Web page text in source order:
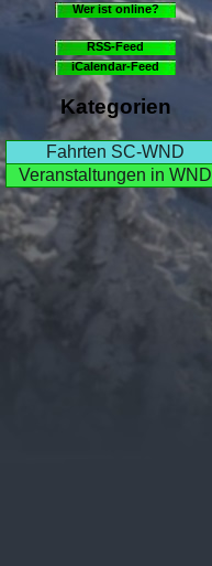
Wer ist online?
RSS-Feed
iCalendar-Feed
Kategorien
Fahrten SC-WND
Veranstaltungen in WND